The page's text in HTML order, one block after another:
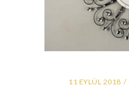
11 EYLÜL 2018